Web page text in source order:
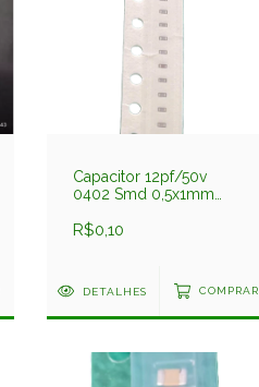
Capacitor 12pf/50v
0402 Smd 0,5x1mm
C1005np0120jgt Darfon
R$0,10
DETALHES COMPRAR